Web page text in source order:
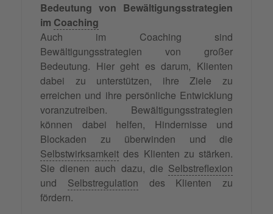
Bedeutung von Bewältigungsstrategien
im Coaching
Auch im Coaching sind
Bewältigungsstrategien von großer
Bedeutung. Hier geht es darum, Klienten
dabei zu unterstützen, ihre Ziele zu
erreichen und ihre persönliche Entwicklung
voranzutreiben. Bewältigungsstrategien
können dabei helfen, Hindernisse und
Blockaden zu überwinden und die
Selbstwirksamkeit des Klienten zu stärken.
Sie dienen auch dazu, die Selbstreflexion
und Selbstregulation des Klienten zu
fördern.